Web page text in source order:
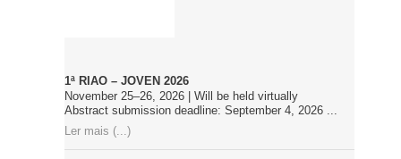
1ª RIAO – JOVEN 2026
November 25–26, 2026 | Will be held virtually
Abstract submission deadline: September 4, 2026 ...
Ler mais (...)